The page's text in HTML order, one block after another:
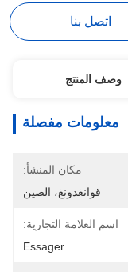
اتصل بنا
وصف المنتج
معلومات مفصلة
مكان المنشأ:
قوانغدونغ، الصين
اسم العلامة التجارية:
Essager